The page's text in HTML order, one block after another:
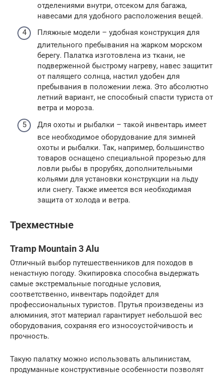
отделениями внутри, отсеком для багажа,
навесами для удобного расположения вещей.
Пляжные модели – удобная конструкция для
длительного пребывания на жарком морском
берегу. Палатка изготовлена из ткани, не
подверженной быстрому нагреву, навес защитит
от палящего солнца, настил удобен для
пребывания в положении лежа. Это абсолютно
летний вариант, не способный спасти туриста от
ветра и мороза.
Для охоты и рыбалки – такой инвентарь имеет
все необходимое оборудование для зимней
охоты и рыбалки. Так, например, большинство
товаров оснащено специальной прорезью для
ловли рыбы в прорубях, дополнительными
кольями для установки конструкции на льду
или снегу. Также имеется вся необходимая
защита от холода и ветра.
Трехместные
Tramp Mountain 3 Alu
Отличный выбор путешественников для походов в
ненастную погоду. Экипировка способна выдержать
самые экстремальные погодные условия,
соответственно, инвентарь подойдет для
профессиональных туристов. Прутья произведены из
алюминия, этот материал гарантирует небольшой вес
оборудования, сохраняя его износоустойчивость и
прочность.
Такую палатку можно использовать альпинистам,
продуманные конструктивные особенности позволят